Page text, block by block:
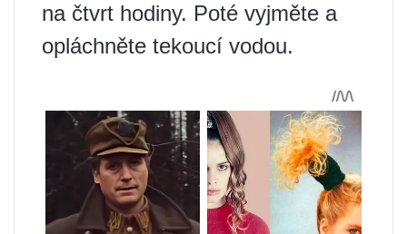
na čtvrt hodiny. Poté vyjměte a
opláchněte tekoucí vodou.